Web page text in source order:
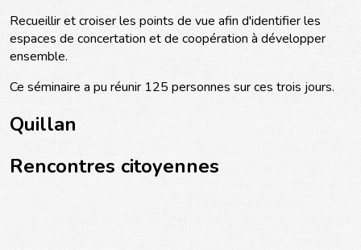
Recueillir et croiser les points de vue afin d'identifier les
espaces de concertation et de coopération à développer
ensemble.
Ce séminaire a pu réunir 125 personnes sur ces trois jours.
Quillan
Rencontres citoyennes